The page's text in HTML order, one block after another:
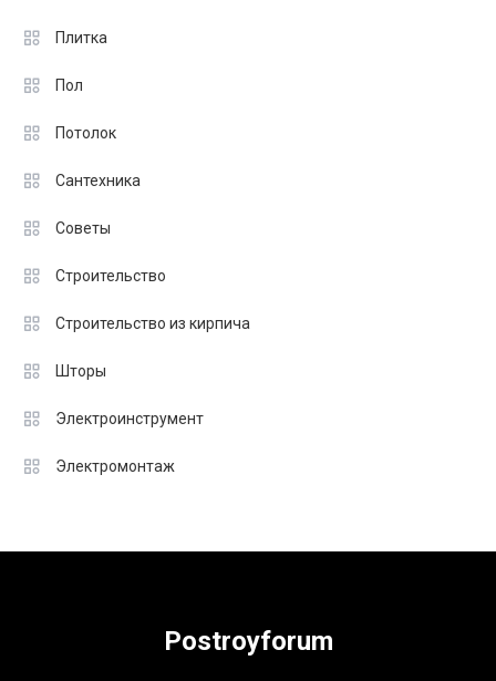
Плитка
Пол
Потолок
Сантехника
Советы
Строительство
Строительство из кирпича
Шторы
Электроинструмент
Электромонтаж
Postroyforum